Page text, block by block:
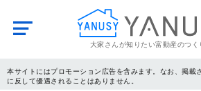
大家さんが知りたい富動産のつく
YANUSY
本サイトにはプロモーション広告を含みます。なお、掲載
に反して優遇されることはありません。